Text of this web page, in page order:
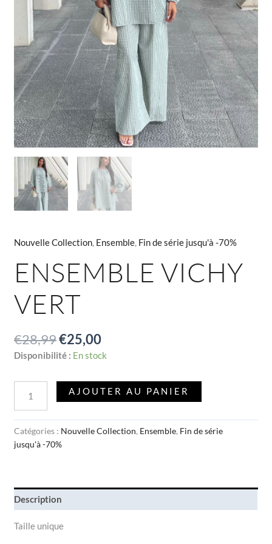
Nouvelle Collection, Ensemble, Fin de série jusqu'à -70%
ENSEMBLE VICHY
VERT
€28,99€25,00
Disponibilité : En stock
AJOUTER AU PANIER
Catégories : Nouvelle Collection, Ensemble, Fin de série
jusqu'à -70%
Description
Taille unique